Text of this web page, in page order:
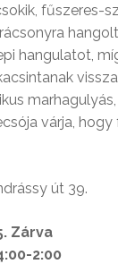
fűszeres-
hangulatot,
várja,
út 39.
Zárva
2:00